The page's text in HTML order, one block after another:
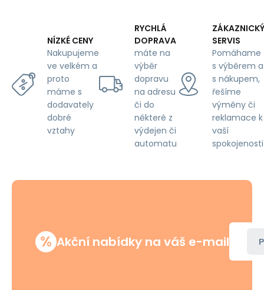
NÍZKÉ CENY
Nakupujeme
ve velkém a
proto
máme s
dodavately
dobré
vztahy
RYCHLÁ
DOPRAVA
máte na
výběr
dopravu
na adresu
či do
některé z
výdejen či
automatu
ZÁKAZNICKÝ
SERVIS
Pomáhame
s výběrem a
s nákupem,
řešíme
výměny či
reklamace k
vaší
spokojenosti
% Akční nabídky na váš e-mail